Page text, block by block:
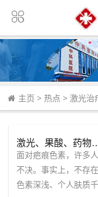
主页 > 热点 > 激光治
面对疤痕色素，许多
不决。事实上，不存
色素深浅、个人肤质